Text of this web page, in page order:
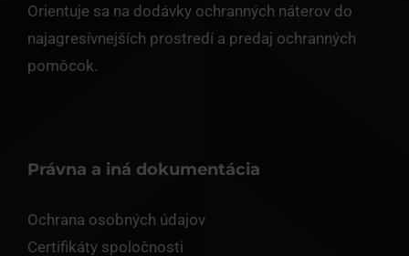
Orientuje sa na dodávky ochranných náterov do
najagresívnejších prostredí a predaj ochranných
pomôcok.
Právna a iná dokumentácia
Ochrana osobných údajov
Certifikáty spoločnosti